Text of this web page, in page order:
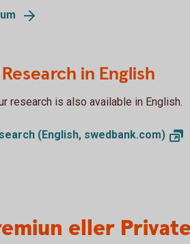
in English
research is also available in English.
(English, swedbank.com)
eller